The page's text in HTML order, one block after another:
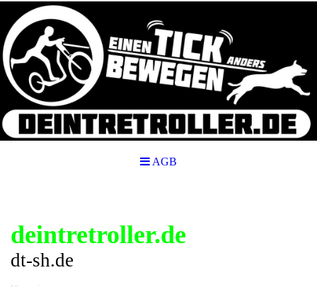
AGB
deintretroller.de
dt-sh.de